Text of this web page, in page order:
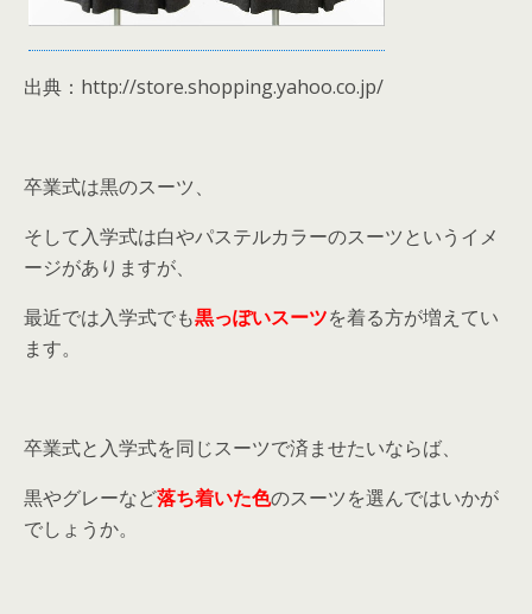
出典：http://store.shopping.yahoo.co.jp/
卒業式は黒のスーツ、
そして入学式は白やパステルカラーのスーツというイメ
ージがありますが、
最近では入学式でも黒っぽいスーツを着る方が増えてい
ます。
卒業式と入学式を同じスーツで済ませたいならば、
黒やグレーなど落ち着いた色のスーツを選んではいかが
でしょうか。